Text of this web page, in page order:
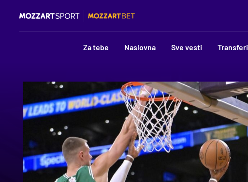
Za tebe Naslovna Sve vesti Transferi